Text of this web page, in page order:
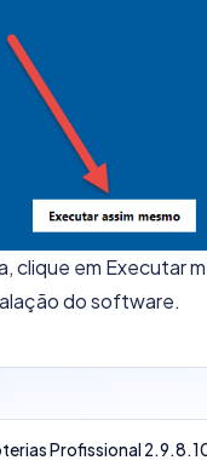
clique em Executar
do software.
Profissional